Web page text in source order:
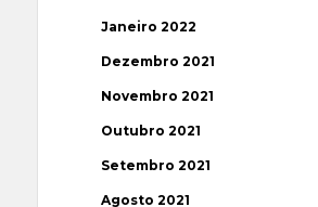
Janeiro 2022
Dezembro 2021
Novembro 2021
Outubro 2021
Setembro 2021
Agosto 2021